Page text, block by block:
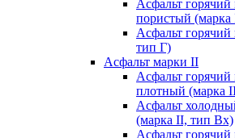
Асфальт
пористый (марка
Асфальт
тип Г)
Асфальт марки II
Асфальт
плотный (марка
Асфальт
(марка II, тип Вх)
Асфальт